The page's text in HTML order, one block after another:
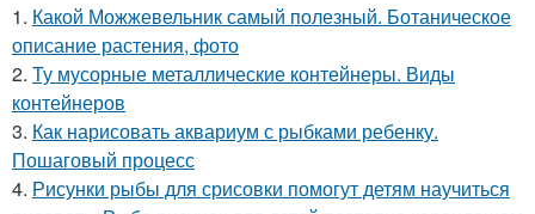
1. Какой Можжевельник самый полезный. Ботаническое
описание растения, фото
2. Ту мусорные металлические контейнеры. Виды
контейнеров
3. Как нарисовать аквариум с рыбками ребенку.
Пошаговый процесс
4. Рисунки рыбы для срисовки помогут детям научиться